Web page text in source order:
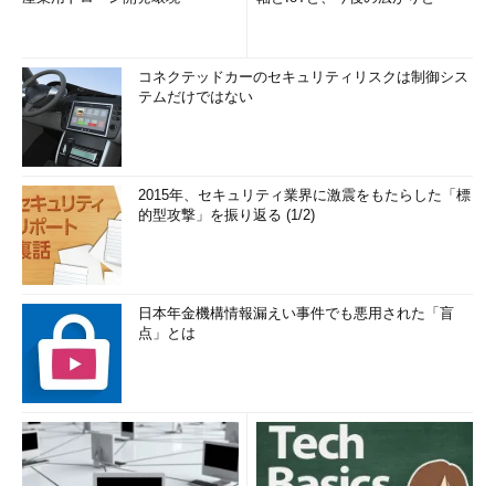
コネクテッドカーのセキュリティリスクは制御シス
テムだけではない
2015年、セキュリティ業界に激震をもたらした「標
的型攻撃」を振り返る (1/2)
日本年金機構情報漏えい事件でも悪用された「盲
点」とは